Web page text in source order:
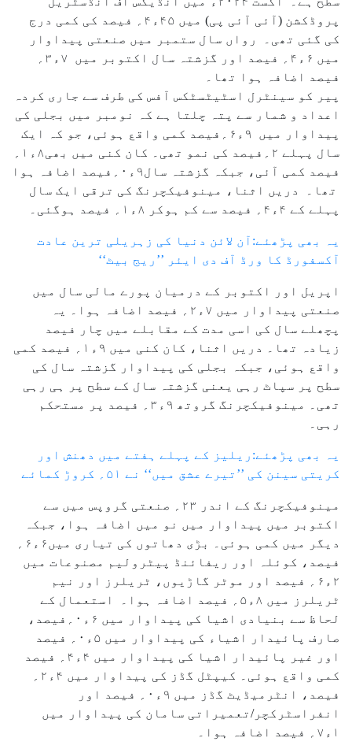
پروڈکشن (آئی آئی پی) میں ۴۵ء۴؍ فیصد کی کمی درج
کی گئی تھی۔ رواں سال ستمبر میں صنعتی پیداوار
فیصد اضافہ ہوا تھا۔
پیر کو سینٹرل اسٹیٹسٹکس آفس کی طرف سے جاری کردہ
اعداد و شمار سے پتہ چلتا ہے کہ نومبر میں بجلی کی
پیداوار میں ۹ء۶؍فیصد کمی واقع ہوئی، جو کہ ایک
فیصد کمی آئی، جبکہ گزشتہ سال۹ء۰؍فیصد اضافہ ہوا
تھا۔ دریں اثنا، مینوفیکچرنگ کی ترقی ایک سال
پہلے کے ۴ء۴؍ فیصد سے کم ہوکر ۸ء۱؍ فیصد ہوگئی۔
یہ بھی پڑھئے:آن لائن دنیا کی زہریلی ترین عادت
آکسفورڈ کا ورڈ آف دی ایئر ’’ریج بیٹ‘‘
اپریل اور اکتوبر کے درمیان پورے مالی سال میں
صنعتی پیداوار میں ۷ء۲؍ فیصد اضافہ ہوا۔ یہ
پچھلے سال کی اسی مدت کے مقابلے میں چار فیصد
زیادہ تھا۔ دریں اثنا، کان کنی میں ۹ء۱؍ فیصد کمی
واقع ہوئی، جبکہ بجلی کی پیداوار گزشتہ سال کی
سطح پر سپاٹ رہی یعنی گزشتہ سال کے سطح پر ہی رہی
تھی۔ مینوفیکچرنگ گروتھ ۹ء۳؍ فیصد پر مستحکم
رہی۔
یہ بھی پڑھئے:ریلیز کے پہلے ہفتے میں دھنش اور
کریتی سینن کی ’’تیرے عشق میں‘‘ نے ۵۱؍ کروڑ کمائے
مینوفیکچرنگ کے اندر ۲۳؍ صنعتی گروپس میں سے
اکتوبر میں پیداوار میں نو میں اضافہ ہوا، جبکہ
فیصد، کوئلہ اور ریفائنڈ پیٹرولیم مصنوعات میں
۲ء۶؍ فیصد اور موٹر گاڑیوں، ٹریلرز اور نیم
ٹریلرز میں ۸ء۵؍ فیصد اضافہ ہوا۔ استعمال کے
لحاظ سے بنیادی اشیا کی پیداوار میں ۶ء۰؍فیصد،
صارف پائیدار اشیاء کی پیداوار میں ۵ء۰؍ فیصد
اور غیر پائیدار اشیا کی پیداوار میں ۴ء۴؍ فیصد
فیصد، انٹرمیڈیٹ گڈز میں ۹ء۰؍ فیصد اور
انفراسٹرکچر/تعمیراتی سامان کی پیداوار میں
۱ء۷؍ فیصد اضافہ ہوا۔